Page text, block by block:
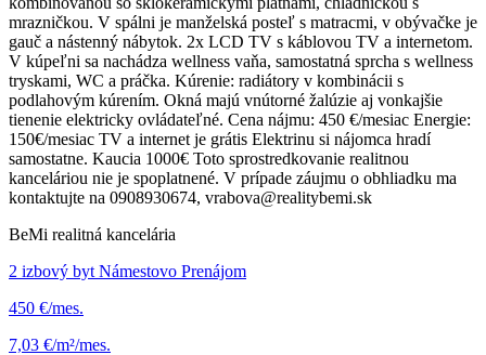
mrazničkou. V spálni je manželská posteľ s matracmi, v obývačke je
gauč a nástenný nábytok. 2x LCD TV s káblovou TV a internetom.
V kúpeľni sa nachádza wellness vaňa, samostatná sprcha s wellness
tryskami, WC a práčka. Kúrenie: radiátory v kombinácii s
podlahovým kúrením. Okná majú vnútorné žalúzie aj vonkajšie
tienenie elektricky ovládateľné. Cena nájmu: 450 €/mesiac Energie:
150€/mesiac TV a internet je grátis Elektrinu si nájomca hradí
samostatne. Kaucia 1000€ Toto sprostredkovanie realitnou
kanceláriou nie je spoplatnené. V prípade záujmu o obhliadku ma
kontaktujte na 0908930674, vrabova@realitybemi.sk
BeMi realitná kancelária
2 izbový byt Námestovo Prenájom
450 €/mes.
7,03 €/m²/mes.